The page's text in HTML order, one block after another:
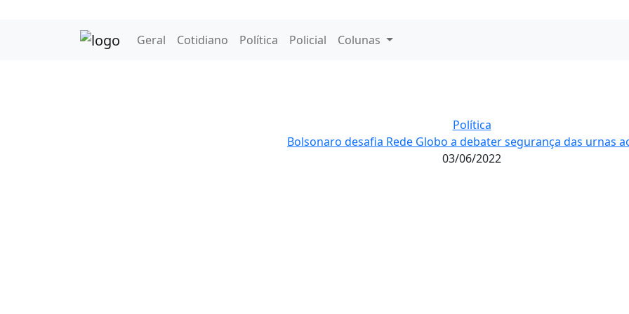
Geral Cotidiano Política Policial Colunas
Política
Bolsonaro desafia Rede Globo a debater segurança das urnas
03/06/2022